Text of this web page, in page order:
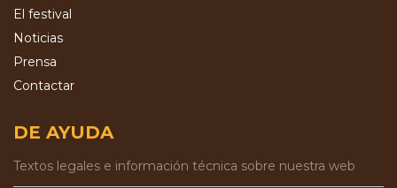
El festival
Noticias
Prensa
Contactar
DE AYUDA
Textos legales e información técnica sobre nuestra web